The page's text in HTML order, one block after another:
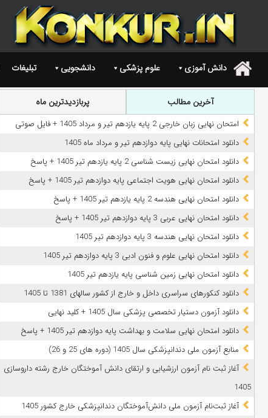
. دانش آموزی علوم پزشکی دانشجویی تبلیغات
آخرین مطالب پربازدیدترین ماه
امتحان نهایی زبان خارجی 2 پایه یازدهم تیر و مرداد 1405 + فایل صوتی
دانلود امتحانات نهایی پایه دوازدهم تیر و مرداد ماه 1405
دانلود امتحان نهایی زیست شناسی 2 پایه یازدهم تیر 1405 + پاسخ
دانلود امتحان نهایی هویت اجتماعی پایه دوازدهم تیر 1405 + پاسخ
دانلود امتحان نهایی هندسه 2 پایه یازدهم تیر 1405 + پاسخ
دانلود امتحان نهایی عربی 3 پایه دوازدهم تیر 1405 + پاسخ
دانلود امتحان نهایی هندسه 3 پایه دوازدهم تیر 1405
دانلود امتحان نهایی علوم و فنون ادبی 3 پایه دوازدهم تیر 1405
دانلود امتحان نهایی زمین شناسی پایه یازدهم تیر 1405
دانلود کنکورهای سراسری داخل و خارج از کشور سالهای 1381 تا 1405
دانلود آزمون دستیار تخصصی پزشکی سال 1405 + کلید نهایی
دانلود امتحان نهایی سلامت و بهداشت پایه دوازدهم تیر 1405 + پاسخ
ﻣﻨﺎﺑﻊ آزﻣﻮن ﻣﻠﯽ دندانپزشکی سال 1405 (دوره های 25 و 26)
آغاز ثبت نام آزمون‌ ارزشیابی و ارتقای دانش آموختگان خارج رشته داروسازی
1405
آغاز ثبت‌نام آزمون ملی دانش‌آموختگان دندانپزشکی خارج کشور 1405